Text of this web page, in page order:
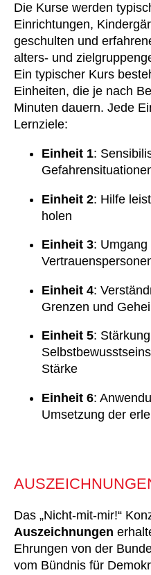
Die Kurse werden
Einrichtungen,
geschulten und
alters- und
Ein typischer Kurs
Einheiten, die je nach
Minuten dauern. Jede
Lernziele:
Einheit 1:
Einheit 2: Hilfe
holen
Einheit 3: Umgang
Einheit 4:
Grenzen und
Einheit 5:
Stärke
Einheit 6:
Umsetzung der
Das „Nicht-mit-mir!“
Auszeichnungen
Ehrungen von der
vom Bündnis für